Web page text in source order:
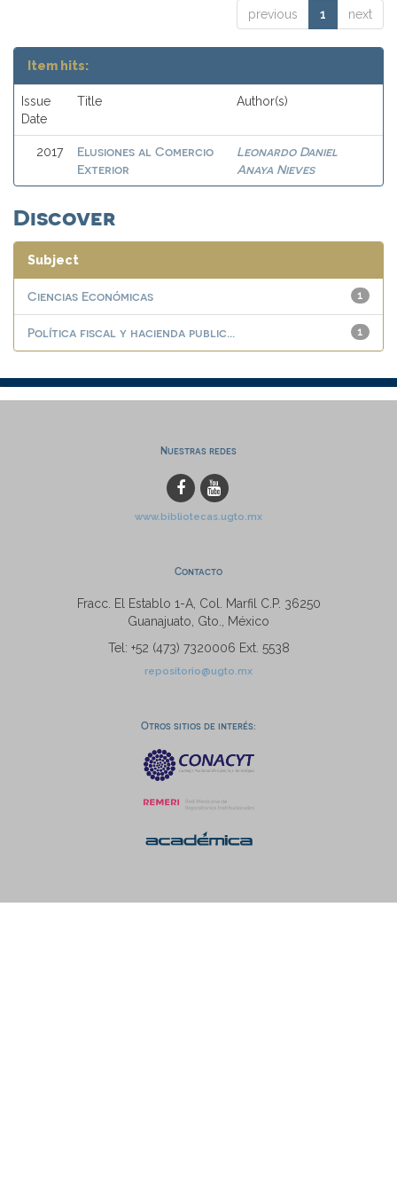
previous 1 next
Item hits:
Issue
Date
Title Author(s)
2017
Elusiones al Comercio
Exterior
Leonardo Daniel
Anaya Nieves
Discover
Subject
1
Ciencias Económicas
1
Política fiscal y hacienda public...
Nuestras redes
www.bibliotecas.ugto.mx
Contacto
Fracc. El Establo 1-A, Col. Marfil C.P. 36250
Guanajuato, Gto., México
Tel: +52 (473) 7320006 Ext. 5538
repositorio@ugto.mx
Otros sitios de interés: